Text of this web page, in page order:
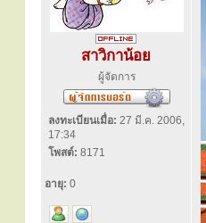
สาวิกาน้อย
ผู้จัดการ
ลงทะเบียนเมื่อ: 27 มี.ค. 2006,
17:34
โพสต์: 8171
อายุ: 0